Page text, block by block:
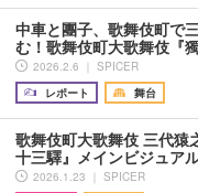
中車と團子、歌舞伎町で
む！歌舞伎町大歌舞伎『
2026.2.6 ｜ SPICER
レポート
舞台
歌舞伎町大歌舞伎 三代猿
十三驛』メインビジュア
2026.1.23 ｜ SPICER